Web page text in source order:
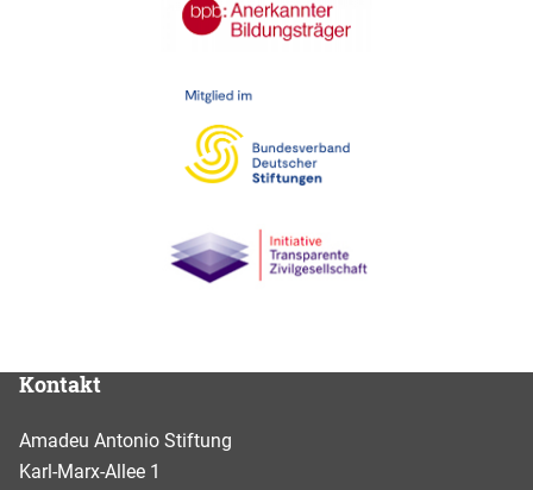
Kontakt
Amadeu Antonio Stiftung
Karl-Marx-Allee 1